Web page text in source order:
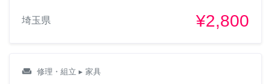
埼玉県 ¥2,800
weekend 修理・組立 ▸ 家具